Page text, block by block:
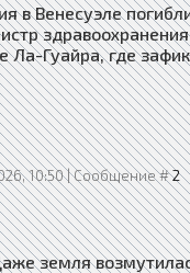
в Венесуэле
Ла-Гуайра, где
10:50 | Сообщение #2
земля